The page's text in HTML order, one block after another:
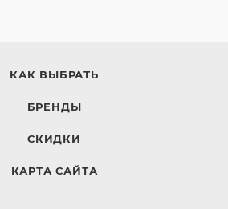
КАК ВЫБРАТЬ
БРЕНДЫ
СКИДКИ
КАРТА САЙТА